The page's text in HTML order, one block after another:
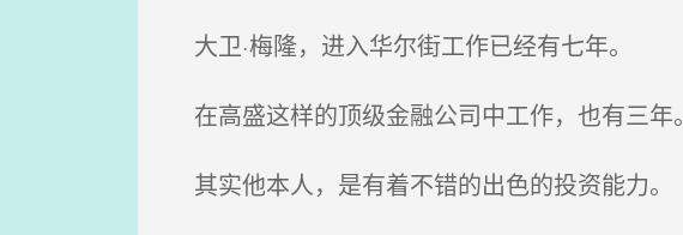
大卫·梅隆，进入华尔街工作已经有七年。
在高盛这样的顶级金融公司中工作，也有三年。
其实他本人，是有着不错的出色的投资能力。